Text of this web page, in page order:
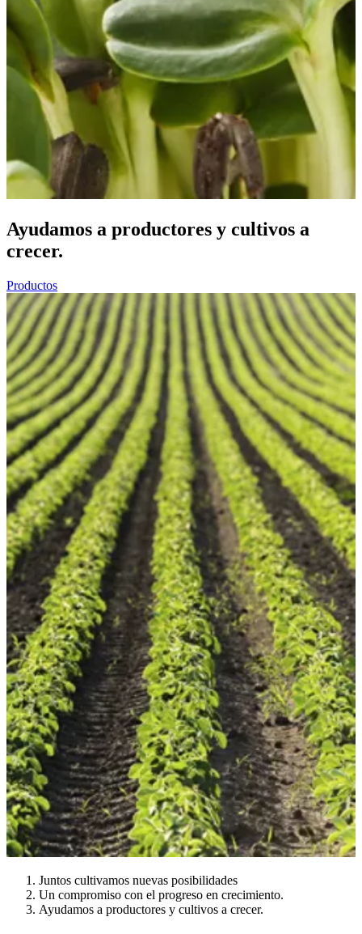
Ayudamos a productores y cultivos a
crecer.
Productos
Juntos cultivamos nuevas posibilidades
Un compromiso con el progreso en crecimiento.
Ayudamos a productores y cultivos a crecer.